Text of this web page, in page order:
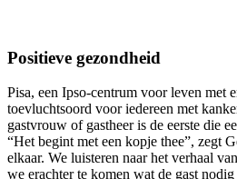
Positieve gezondheid
Pisa, een Ipso-centrum voor leven met
toevluchtsoord voor iedereen met
gastvrouw of gastheer is de eerste die
“Het begint met een kopje thee”, zegt
elkaar. We luisteren naar het verhaal
we erachter te komen wat de gast